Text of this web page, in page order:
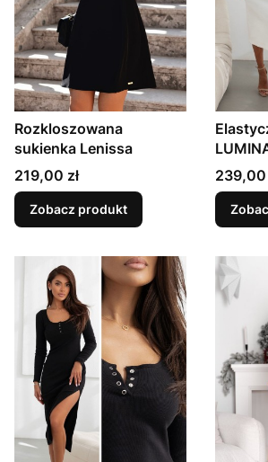
Rozkloszowana
sukienka Lenissa
Cena
219,00 zł
Zobacz produkt
Cena
239,00